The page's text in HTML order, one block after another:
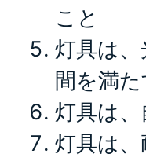
こと
灯具は
間を満
灯具は
灯具は